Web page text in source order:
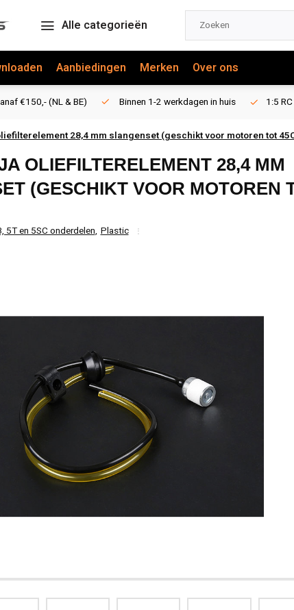
Alle categorieën
Aanbiedingen Merken Over ons
€150,- (NL & BE) Binnen 1-2 werkdagen in huis 1:5
28,4 mm slangenset (geschikt voor motoren tot
OLIEFILTERELEMENT 28,4 MM
(GESCHIKT VOOR MOTOREN
5T en 5SC onderdelen, Plastic